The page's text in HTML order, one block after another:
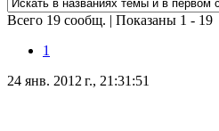
Всего 19 сообщ. | Показаны 1 - 19
1
24 янв. 2012 г., 21:31:51